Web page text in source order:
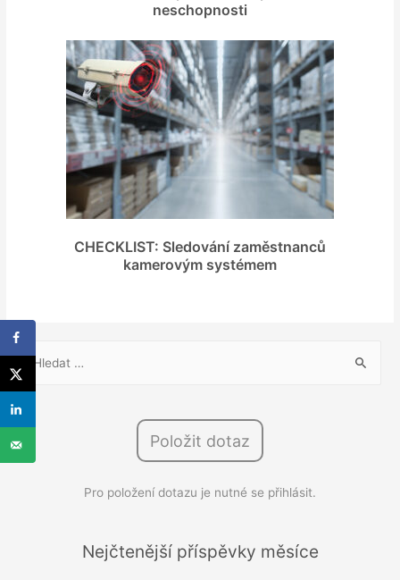
neschopnosti
CHECKLIST: Sledování zaměstnanců
kamerovým systémem
y
e
Položit dotaz
Pro položení dotazu je nutné se přihlásit.
Nejčtenější příspěvky měsíce